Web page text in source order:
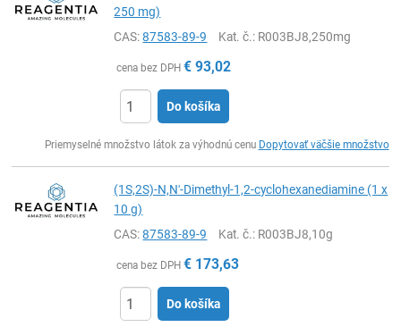
250 mg)
CAS:87583-89-9 Kat. č.: R003BJ8,250mg
cena bez DPH € 93,02
Do košíka
Priemyselné množstvo látok za výhodnú cenu Dopytovať väčšie množstvo
(1S,2S)-N,N'-Dimethyl-1,2-cyclohexanediamine (1 x
10 g)
CAS:87583-89-9 Kat. č.: R003BJ8,10g
cena bez DPH € 173,63
Do košíka